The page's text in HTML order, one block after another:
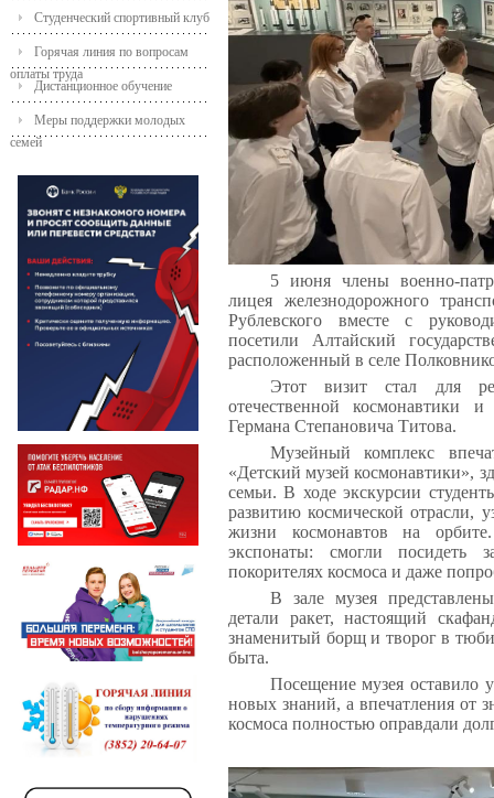
Студенческий спортивный клуб
Горячая линия по вопросам
оплаты труда
Дистанционное обучение
Меры поддержки молодых
семей
5 июня члены военно-
лицея железнодорожного
Рублевского вместе с
посетили Алтайский
расположенный в селе
Этот визит стал для
отечественной космонавтики
Германа Степановича Титова.
Музейный комплекс
«Детский музей космонавтики»,
семьи. В ходе экскурсии
развитию космической отрасли,
жизни космонавтов на
экспонаты: смогли посидеть
покорителях космоса и даже
В зале музея
детали ракет, настоящий
знаменитый борщ и творог в
быта.
Посещение музея оставило
новых знаний, а впечатления от
космоса полностью оправдали